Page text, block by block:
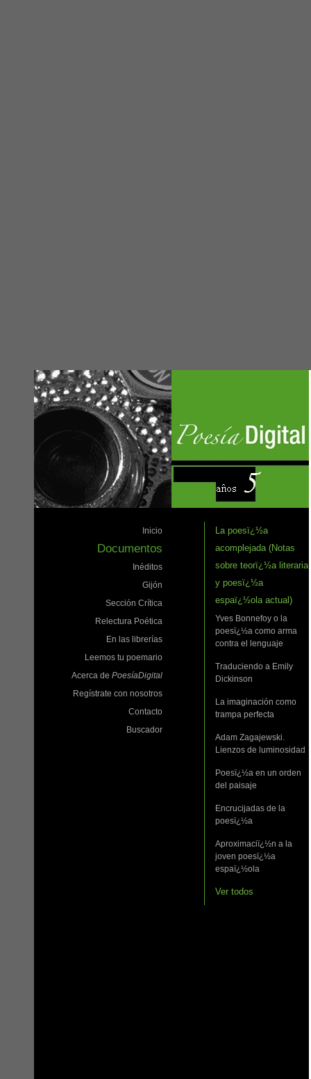
Inicio
Documentos
Inéditos
Gijón
Sección Crítica
Relectura Poética
En las librerías
Leemos tu poemario
Acerca de PoesíaDigital
Regístrate con nosotros
Contacto
Buscador
La poesï¿½a
acomplejada (Notas
sobre teorï¿½a literaria
y poesï¿½a
espaï¿½ola actual)
Yves Bonnefoy o la
poesï¿½a como arma
contra el lenguaje
Traduciendo a Emily
Dickinson
La imaginación como
trampa perfecta
Adam Zagajewski.
Lienzos de luminosidad
Poesï¿½a en un orden
del paisaje
Encrucijadas de la
poesï¿½a
Aproximaciï¿½n a la
joven poesï¿½a
espaï¿½ola
Ver todos